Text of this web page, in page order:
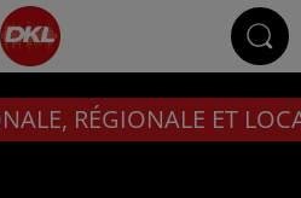
RÉGIONALE ET